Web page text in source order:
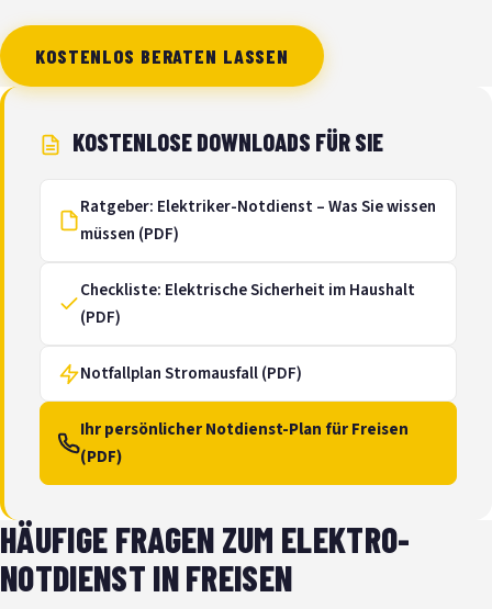
KOSTENLOS BERATEN LASSEN
KOSTENLOSE DOWNLOADS FÜR SIE
Ratgeber: Elektriker-Notdienst – Was Sie wissen
müssen (PDF)
Checkliste: Elektrische Sicherheit im Haushalt
(PDF)
Notfallplan Stromausfall (PDF)
Ihr persönlicher Notdienst-Plan für Freisen
(PDF)
HÄUFIGE FRAGEN ZUM ELEKTRO-
NOTDIENST IN FREISEN